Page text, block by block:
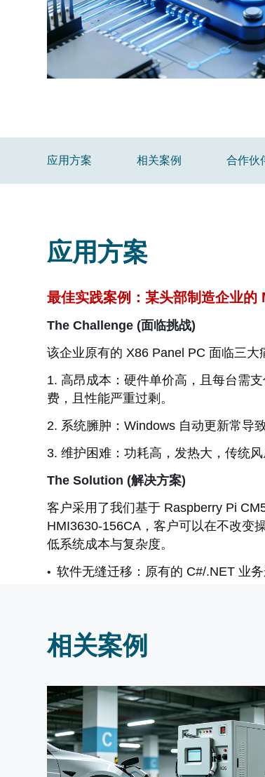
应用方案 相关案例 合作伙
应用方案
最佳实践案例：某头部制造企业的
The Challenge (面临挑战)
该企业原有的 X86 Panel PC 面临三大
1. 高昂成本：硬件单价高，且每台需
费，且性能严重过剩。
2. 系统臃肿：Windows 自动更新常导
3. 维护困难：功耗高，发热大，传统
The Solution (解决方案)
客户采用了我们基于 Raspberry Pi
HMI3630-156CA，客户可以在不改变
低系统成本与复杂度。
软件无缝迁移：原有的 C#/.NET 业
粉尘。
Linux 灵活性：采用完全免费的工业
The Result (项目结果)
硬件成本：综合 TCO（总拥有成本
部署速度：基于rpi-imager构建客户
相关案例